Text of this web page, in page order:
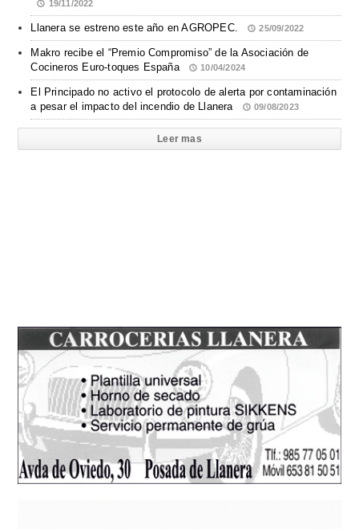
19/11/2022
Llanera se estreno este año en AGROPEC. 25/09/2022
Makro recibe el “Premio Compromiso” de la Asociación de
Cocineros Euro-toques España
10/04/2024
El Principado no activo el protocolo de alerta por contaminación
a pesar el impacto del incendio de Llanera
09/08/2023
Leer mas